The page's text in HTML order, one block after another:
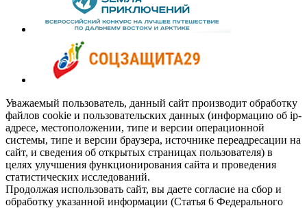
Уважаемый пользователь, данный сайт производит обработку
файлов cookie и пользовательских данных (информацию об ip-
адресе, местоположении, типе и версии операционной
системы, типе и версии браузера, источнике переадресации на
сайт, и сведения об открытых страницах пользователя) в
целях улучшения функционирования сайта и проведения
статистических исследований.
Продолжая использовать сайт, вы даете согласие на сбор и
обработку указанной информации (Статья 6 Федерального